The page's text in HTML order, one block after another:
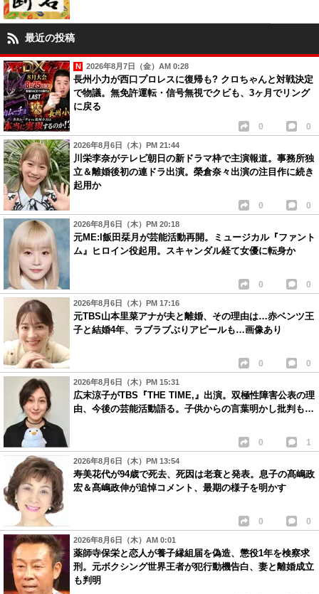
最近の投稿
2026年8月7日（金）AM 0:28
長州小力が西口プロレスに復帰も? クロちゃんと対戦決定
で物議。無免許運転・信号無視でクビも、3ヶ月でリング
に戻る
0 0
2026年8月6日（木）PM 21:44
川栄李奈がテレビ朝日の新ドラマ枠で主演報道。事務所独
立＆離婚後初の連ドラ出演。榮倉奈々出演の注目作に続き
起用か
0 0
2026年8月6日（木）PM 20:18
元ME:I飯田栞月が芸能活動再開。ミュージカル『ファント
ム』ヒロイン役起用。スキャンダル経て女優に転身か
0 0
2026年8月6日（木）PM 17:16
元TBS山本里菜アナが夫と離婚、その理由は…赤ベンツ王
子と結婚4年、ラブラブぶりアピールも…画像あり
0 0
2026年8月6日（木）PM 15:31
広末涼子がTBS『THE TIME,』出演。双極性障害公表の理
由、今後の芸能活動語る。子供からの言葉明かし批判も…
0 1
2026年8月6日（木）PM 13:54
寿美花代が94歳で死去、死因は老衰と発表。息子の髙嶋政
宏＆髙嶋政伸が追悼コメント、最期の様子を明かす
0 0
2026年8月6日（木）AM 0:01
薬師寺保栄と恋人が養子縁組届を偽造、懲役1年を検察求
刑。元ボクシング世界王者が犯行動機告白、妻と離婚成立
も判明